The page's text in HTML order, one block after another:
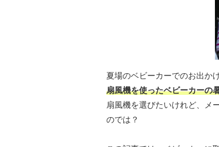
夏場のベビーカーでのお出か
扇風機を使ったベビーカーの
扇風機を選びたいけれど、メ
のでは？